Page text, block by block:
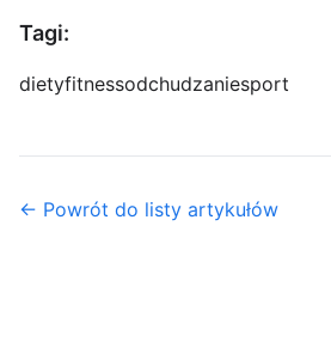
Tagi:
dietyfitnessodchudzaniesport
← Powrót do listy artykułów